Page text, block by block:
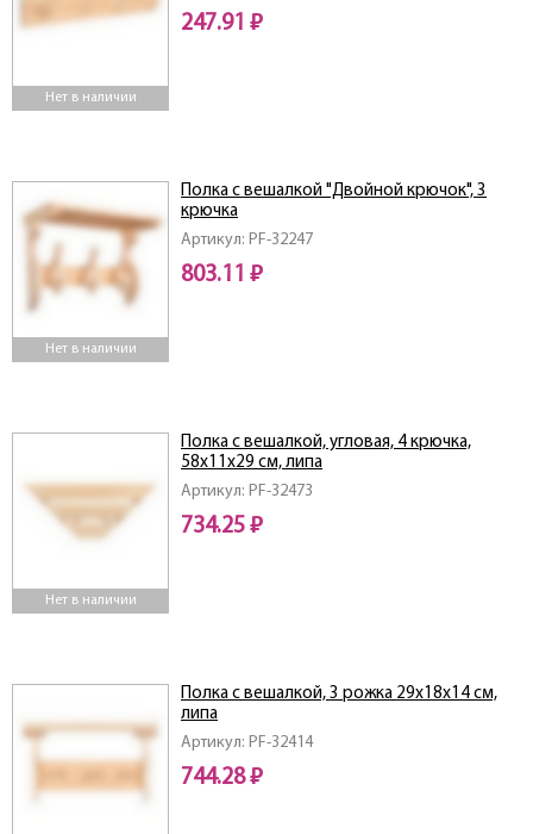
Нет в наличии
247.91 ₽
Нет в наличии
Артикул: PF-32247
Полка с вешалкой "Двойной крючок", 3
крючка
803.11 ₽
Нет в наличии
Артикул: PF-32473
Полка с вешалкой, угловая, 4 крючка,
58х11х29 см, липа
734.25 ₽
Артикул: PF-32414
Полка с вешалкой, 3 рожка 29х18х14 см,
липа
744.28 ₽